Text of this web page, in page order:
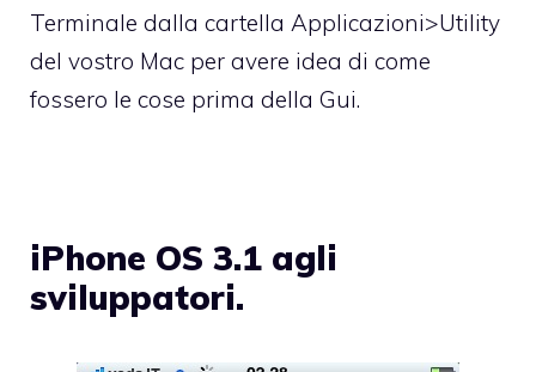
Terminale dalla cartella Applicazioni>Utility
del vostro Mac per avere idea di come
fossero le cose prima della Gui.
iPhone OS 3.1 agli
sviluppatori.